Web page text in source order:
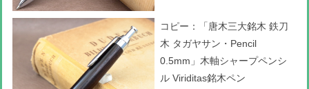
コピー：「唐木三大銘木 鉄刀
木 タガヤサン・Pencil
0.5mm」木軸シャープペンシ
ル Viriditas銘木ペン